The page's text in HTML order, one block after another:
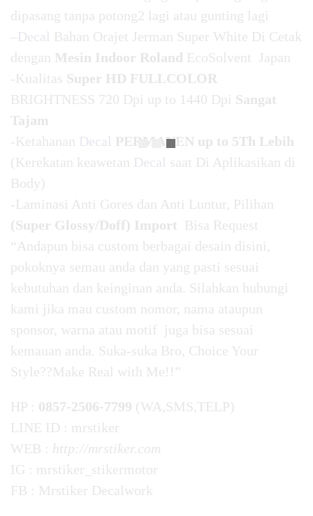
dipasang tanpa potong2 lagi atau gunting lagi
–Decal Bahan Orajet Jerman Super White Di Cetak
dengan Mesin Indoor Roland EcoSolvent Japan
-Kualitas Super HD FULLCOLOR
BRIGHTNESS 720 Dpi up to 1440 Dpi Sangat
Tajam
-Ketahanan Decal PERMANEN up to 5Th Lebih
(Kerekatan keawetan Decal saat Di Aplikasikan di
Body)
-Laminasi Anti Gores dan Anti Luntur, Pilihan
(Super Glossy/Doff) Import Bisa Request
“Andapun bisa custom berbagai desain disini,
pokoknya semau anda dan yang pasti sesuai
kebutuhan dan keinginan anda. Silahkan hubungi
kami jika mau custom nomor, nama ataupun
sponsor, warna atau motif juga bisa sesuai
kemauan anda. Suka-suka Bro, Choice Your
Style??Make Real with Me!!”
HP : 0857-2506-7799 (WA,SMS,TELP)
LINE ID : mrstiker
WEB : http://mrstiker.com
IG : mrstiker_stikermotor
FB : Mrstiker Decalwork